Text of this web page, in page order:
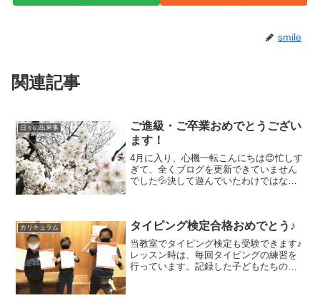
smile
関連記事
日々の出来事
ご進級・ご卒業おめでとうござい
ます！
4月に入り、心機一転こんにちは😊忙しす
ぎて、全くブログを更新できていません
でした💦決して遊んでいたわけではない
たりしていました(^▽...
カリキュラム タイピング検定合格おめでとう♪
当教室でタイピング検定も受験できます♪
レッスン時は、毎回タイピングの練習を
行っています。記録した子どもたちの個